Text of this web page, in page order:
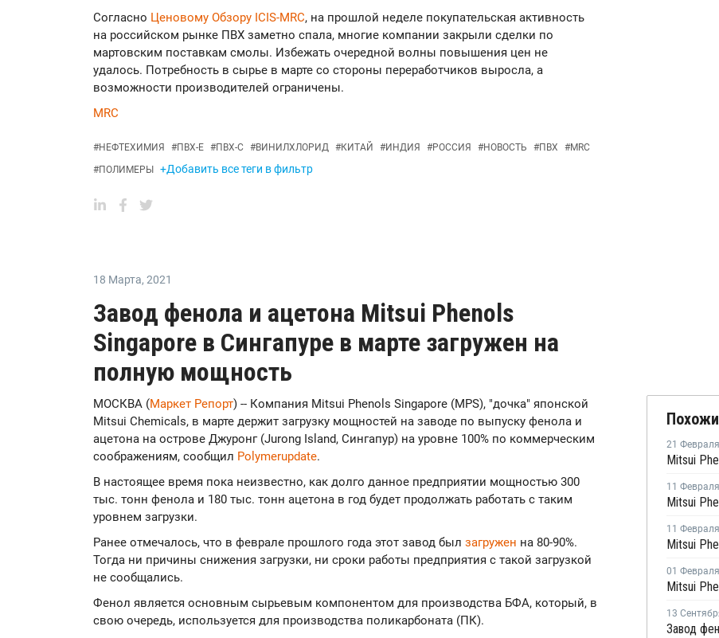
Согласно Ценовому Обзору ICIS-MRC, на прошлой неделе покупательская активность
на российском рынке ПВХ заметно спала, многие компании закрыли сделки по
мартовским поставкам смолы. Избежать очередной волны повышения цен не
удалось. Потребность в сырье в марте со стороны переработчиков выросла, а
возможности производителей ограничены.
MRC
#НЕФТЕХИМИЯ #ПВХ-Е #ПВХ-С #ВИНИЛХЛОРИД #КИТАЙ #ИНДИЯ #РОССИЯ #НОВОСТЬ #ПВХ #MRC
#ПОЛИМЕРЫ +Добавить все теги в фильтр
18 Марта, 2021
Завод фенола и ацетона Mitsui Phenols
Singapore в Сингапуре в марте загружен на
полную мощность
МОСКВА (Маркет Репорт) -- Компания Mitsui Phenols Singapore (MPS), "дочка" японской
Mitsui Chemicals, в марте держит загрузку мощностей на заводе по выпуску фенола и
ацетона на острове Джуронг (Jurong Island, Сингапур) на уровне 100% по коммерческим
соображениям, сообщил Polymerupdate.
В настоящее время пока неизвестно, как долго данное предприятии мощностью 300
тыс. тонн фенола и 180 тыс. тонн ацетона в год будет продолжать работать с таким
уровнем загрузки.
Ранее отмечалось, что в феврале прошлого года этот завод был загружен на 80-90%.
Тогда ни причины снижения загрузки, ни сроки работы предприятия с такой загрузкой
не сообщались.
Фенол является основным сырьевым компонентом для производства БФА, который, в
свою очередь, используется для производства поликарбоната (ПК).
21 Февраля
11 Февраля
11 Февраля
01 Февраля
13